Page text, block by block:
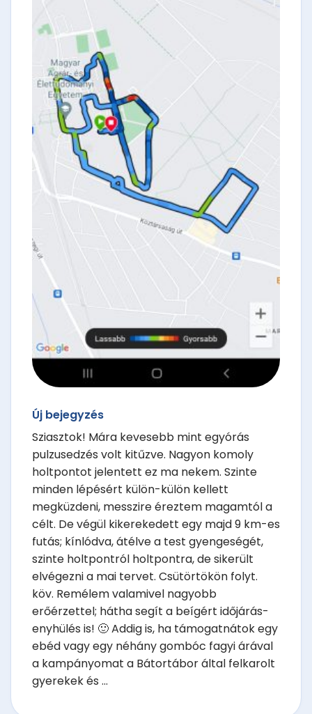
Új bejegyzés
Sziasztok! Mára kevesebb mint egyórás
pulzusedzés volt kitűzve. Nagyon komoly
holtpontot jelentett ez ma nekem. Szinte
minden lépésért külön-külön kellett
megküzdeni, messzire éreztem magamtól a
célt. De végül kikerekedett egy majd 9 km-es
futás; kínlódva, átélve a test gyengeségét,
szinte holtpontról holtpontra, de sikerült
elvégezni a mai tervet. Csütörtökön folyt.
köv. Remélem valamivel nagyobb
erőérzettel; hátha segít a beígért időjárás-
enyhülés is! 🙂 Addig is, ha támogatnátok egy
ebéd vagy egy néhány gombóc fagyi árával
a kampányomat a Bátortábor által felkarolt
gyerekek és ...